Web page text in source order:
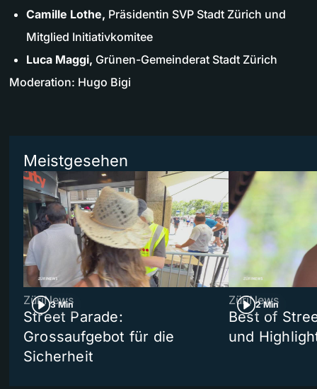
Camille Lothe, Präsidentin SVP Stadt Zürich und
Mitglied Initiativkomitee
Luca Maggi, Grünen-Gemeinderat Stadt Zürich
Moderation: Hugo Bigi
Meistgesehen
3 Min
ZüriNews
Street Parade:
Grossaufgebot für die
Sicherheit
2 Min
ZüriNews
Best of
und